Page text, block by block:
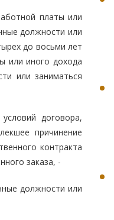
платы или
должности или
до восьми лет
или иного дохода
или заниматься
договора,
причинение
контракта
заказа, -
должности или